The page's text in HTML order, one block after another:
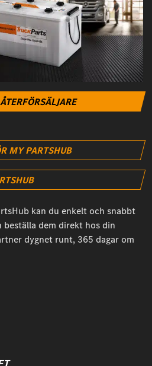
MY PARTSHUB
kan du enkelt och snabbt
dem direkt hos din
dygnet runt, 365 dagar om